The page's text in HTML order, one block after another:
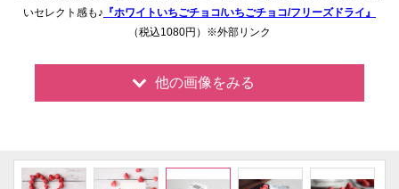
いセレクト感も♪ 『ホワイトいちごチョコ/いちごチョコ/フリーズドライ』
（税込1080円）※外部リンク
他の画像をみる